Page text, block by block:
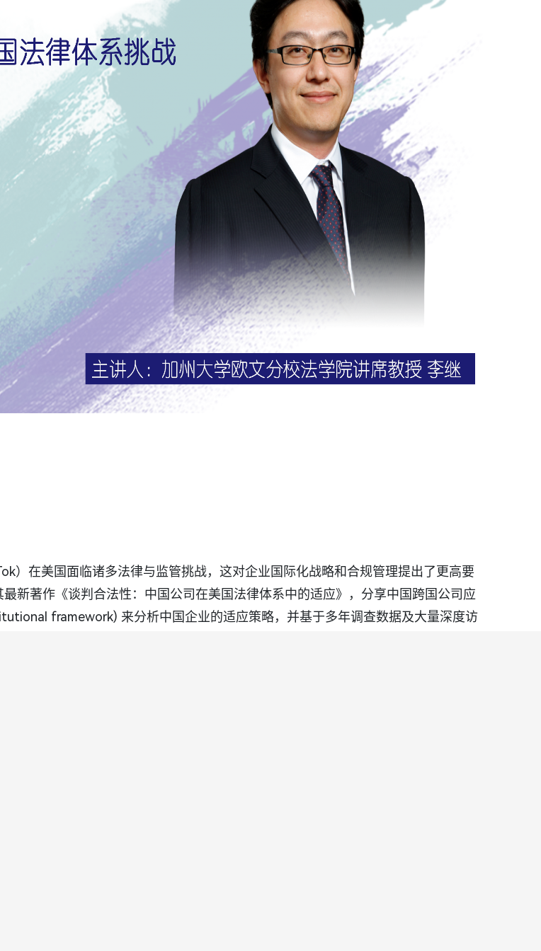
）在美国面临诸多法律与监管挑战，这对企业国际化战略和合规管理提出了更高要
新著作《谈判合法性：中国公司在美国法律体系中的适应》，分享中国跨国公司应
framework) 来分析中国企业的适应策略，并基于多年调查数据及大量深度访